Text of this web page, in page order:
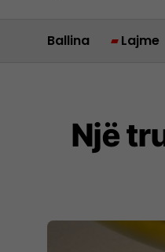
Ballina Lajme
Një